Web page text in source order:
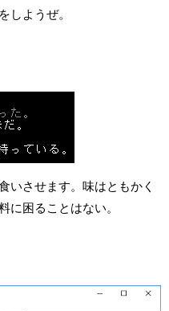
しようぜ。
いさせます。味はともかく
に困ることはない。